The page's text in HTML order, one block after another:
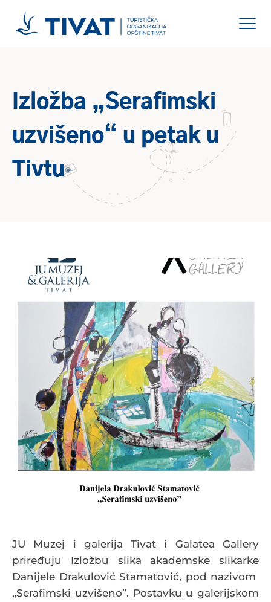
Izložba „Serafimski
uzvišeno“ u petak u
Tivtu
JU Muzej i galerija Tivat i Galatea Gallery
priređuju Izložbu slika akademske slikarke
Danijele Drakulović Stamatović, pod nazivom
„Serafimski uzvišeno”. Postavku u galerijskom